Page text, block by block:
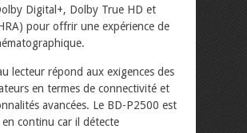
Digital+, Dolby True HD et
pour offrir une expérience de
lecteur répond aux exigences des
en termes de connectivité et
avancées. Le BD-P2500 est
continu car il détecte